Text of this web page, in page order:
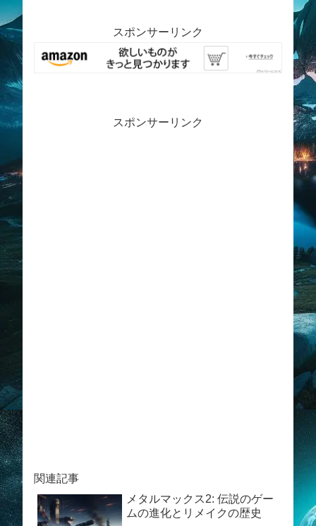
スポンサーリンク
スポンサーリンク
関連記事
メタルマックス2: 伝説のゲー
ムの進化とリメイクの歴史